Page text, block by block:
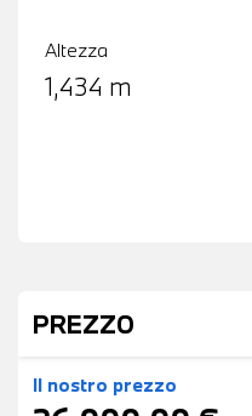
Altezza
1,434 m
PREZZO
Il nostro prezzo